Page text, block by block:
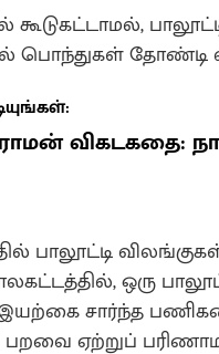
கூடுகட்டாமல்,
பொந்துகள் தோண்டி
விகடகதை:
பாலூட்டி
ஒரு
சார்ந்த
பறவை ஏற்றுப்